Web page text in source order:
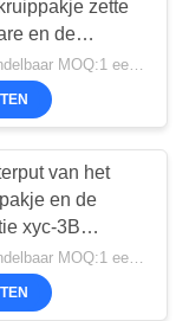
zette
en de
x-y-1A Diepte
de Kernboring
op of tailer
Onderhandelbaar MOQ:1 eenheid
van het
en de
xyc-3B
van de
75 - 800mm,
het boren
Onderhandelbaar MOQ:1 eenheid